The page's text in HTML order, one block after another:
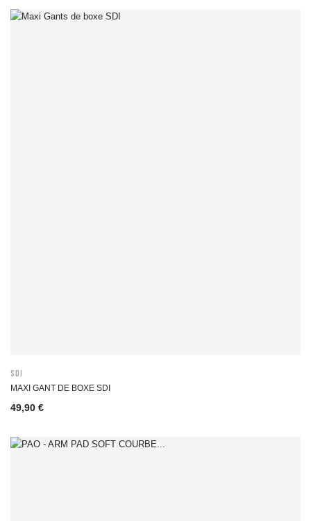
SDI
MAXI GANT DE BOXE SDI
49,90 €